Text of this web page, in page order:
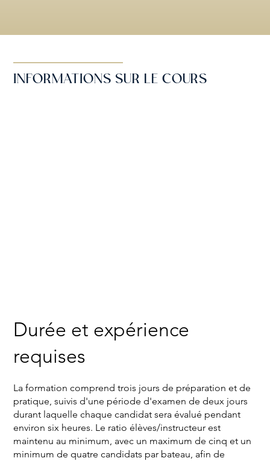
INFORMATIONS SUR LE COURS
Durée et expérience
requises
La formation comprend trois jours de préparation et de
pratique, suivis d'une période d'examen de deux jours
durant laquelle chaque candidat sera évalué pendant
environ six heures. Le ratio élèves/instructeur est
maintenu au minimum, avec un maximum de cinq et un
minimum de quatre candidats par bateau, afin de